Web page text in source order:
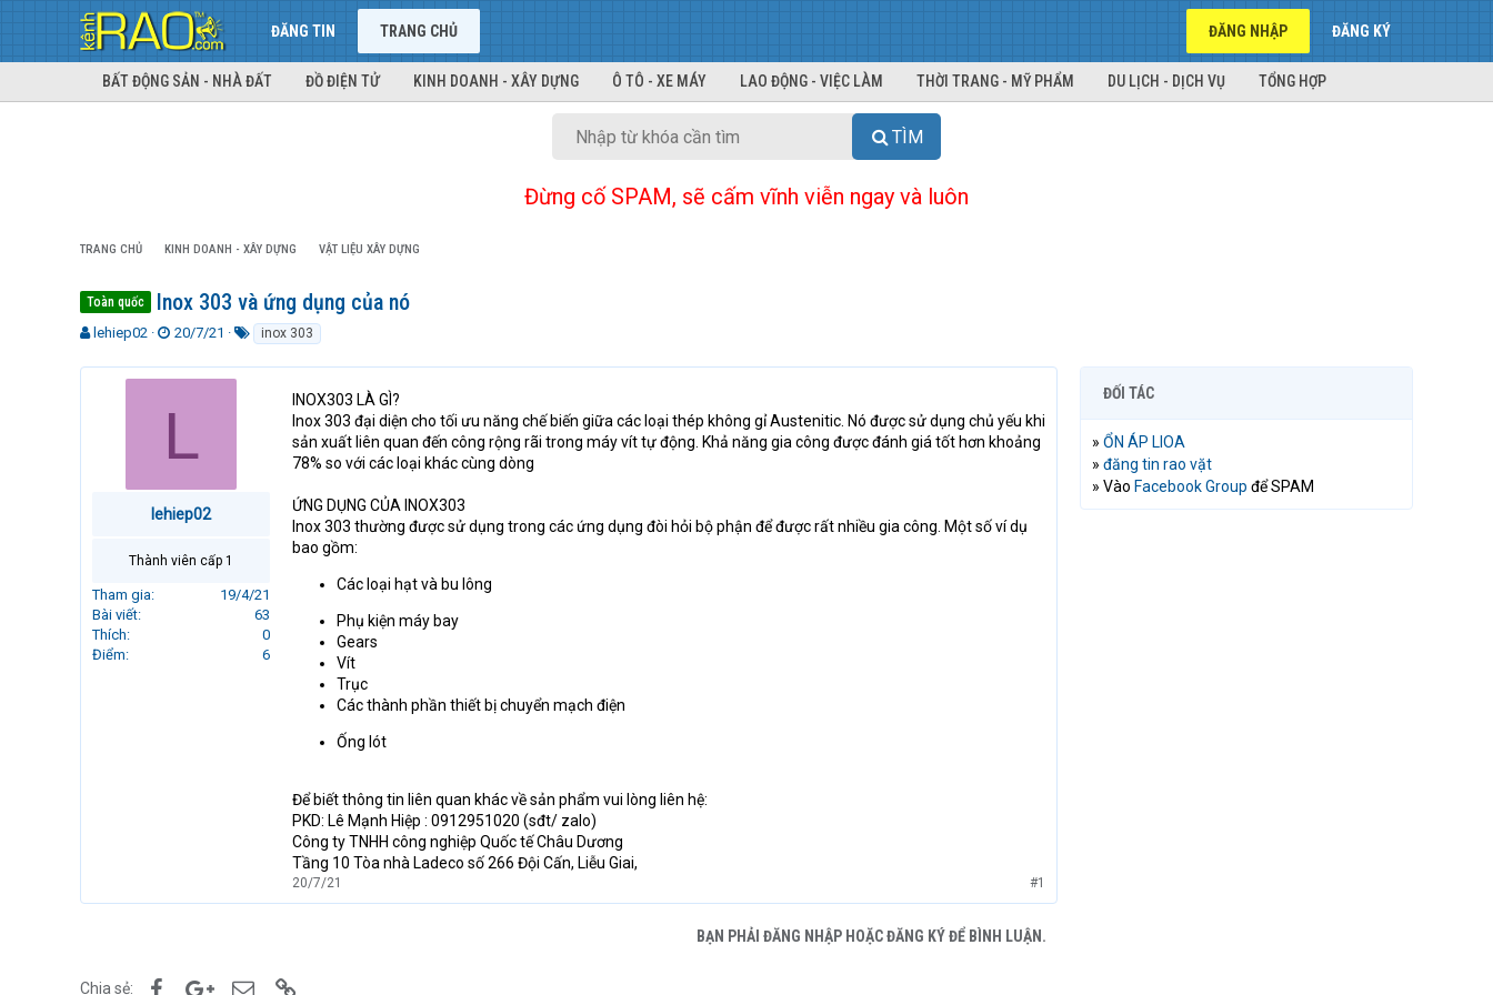
ĐĂNG TIN TRANG CHỦ ĐĂNG NHẬP ĐĂNG KÝ
BẤT ĐỘNG SẢN - NHÀ ĐẤT ĐỒ ĐIỆN TỬ KINH DOANH - XÂY DỰNG Ô TÔ - XE MÁY LAO ĐỘNG - VIỆC LÀM THỜI TRANG - MỸ PHẨM DU LỊCH - DỊCH VỤ TỔNG HỢP
TÌM
Đừng cố SPAM, sẽ cấm vĩnh viễn ngay và luôn
TRANG CHỦ KINH DOANH - XÂY DỰNG VẬT LIỆU XÂY DỰNG
Toàn quốc Inox 303 và ứng dụng của nó
T
r
lehiep02
N
à
g
i
20/7/21
k
inox 303
L
lehiep02
Thành viên cấp 1
Tham gia
19/4/21
Bài viết
63
Thích
0
Điểm
6
INOX303 LÀ GÌ?
Inox 303 đại diện cho tối ưu năng chế biến giữa các loại thép không gỉ Austenitic. Nó được sử dụng chủ yếu khi
sản xuất liên quan đến công rộng rãi trong máy vít tự động. Khả năng gia công được đánh giá tốt hơn khoảng
78% so với các loại khác cùng dòng
ỨNG DỤNG CỦA INOX303
Inox 303 thường được sử dụng trong các ứng dụng đòi hỏi bộ phận để được rất nhiều gia công. Một số ví dụ
bao gồm:
Các loại hạt và bu lông
Phụ kiện máy bay
Gears
Vít
Trục
Các thành phần thiết bị chuyển mạch điện
Ống lót
Để biết thông tin liên quan khác về sản phẩm vui lòng liên hệ:
PKD: Lê Mạnh Hiệp : 0912951020 (sđt/ zalo)
Công ty TNHH công nghiệp Quốc tế Châu Dương
Tầng 10 Tòa nhà Ladeco số 266 Đội Cấn, Liễu Giai,
20/7/21 #1
BẠN PHẢI ĐĂNG NHẬP HOẶC ĐĂNG KÝ ĐỂ BÌNH LUẬN.
Chia sẻ: FacebookGoogle+Email
ĐỐI TÁC
» ỔN ÁP LIOA
» đăng tin rao vặt
» Vào Facebook Group để SPAM